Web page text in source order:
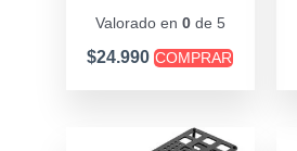
Valorado en 0de 5
$24.990 COMPRAR